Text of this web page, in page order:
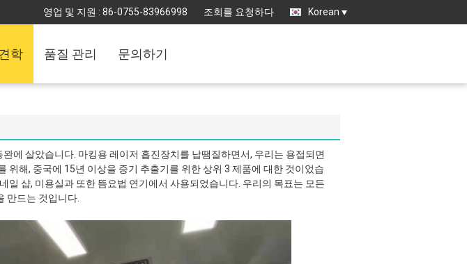
영업 및 지원 : 86-0755-83966998 조회를 요청하다 Korean
학 품질 관리 문의하기
에 살았습니다. 마킹용 레이저 흡진장치를 납땜질하면서, 우리는 용접되면
위해, 중국에 15년 이상을 증기 추출기를 위한 상위 3 제품에 대한 것이었습
일 샵, 미용실과 또한 뜸요법 연기에서 사용되었습니다. 우리의 목표는 모든
만드는 것입니다.